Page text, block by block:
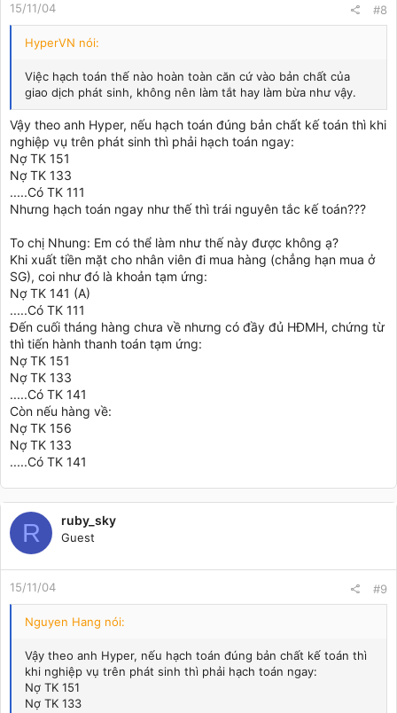
15/11/04 #8
HyperVN nói:
Việc hạch toán thế nào hoàn toàn căn cứ vào bản chất của
giao dịch phát sinh, không nên làm tắt hay làm bừa như vậy.
Vậy theo anh Hyper, nếu hạch toán đúng bản chất kế toán thì khi
nghiệp vụ trên phát sinh thì phải hạch toán ngay:
Nợ TK 151
Nợ TK 133
.....Có TK 111
Nhưng hạch toán ngay như thế thì trái nguyên tắc kế toán???
To chị Nhung: Em có thể làm như thế này được không ạ?
Khi xuất tiền mặt cho nhân viên đi mua hàng (chẳng hạn mua ở
SG), coi như đó là khoản tạm ứng:
Nợ TK 141 (A)
.....Có TK 111
Đến cuối tháng hàng chưa về nhưng có đầy đủ HĐMH, chứng từ
thì tiến hành thanh toán tạm ứng:
Nợ TK 151
Nợ TK 133
.....Có TK 141
Còn nếu hàng về:
Nợ TK 156
Nợ TK 133
.....Có TK 141
R ruby_sky
Guest
15/11/04 #9
Nguyen Hang nói:
Vậy theo anh Hyper, nếu hạch toán đúng bản chất kế toán thì
khi nghiệp vụ trên phát sinh thì phải hạch toán ngay:
Nợ TK 151
Nợ TK 133